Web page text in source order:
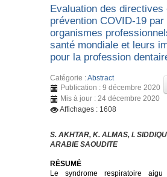
Evaluation des directives
prévention COVID-19 par
organismes
santé mondiale et leurs
pour la profession
Catégorie :Abstract
Publication : 9 décembre 2020
Mis à jour : 24 décembre 2020
Affichages : 1608
S. AKHTAR, K. ALMAS, I.
ARABIE SAOUDITE
RÉSUMÉ
Le syndrome respiratoire